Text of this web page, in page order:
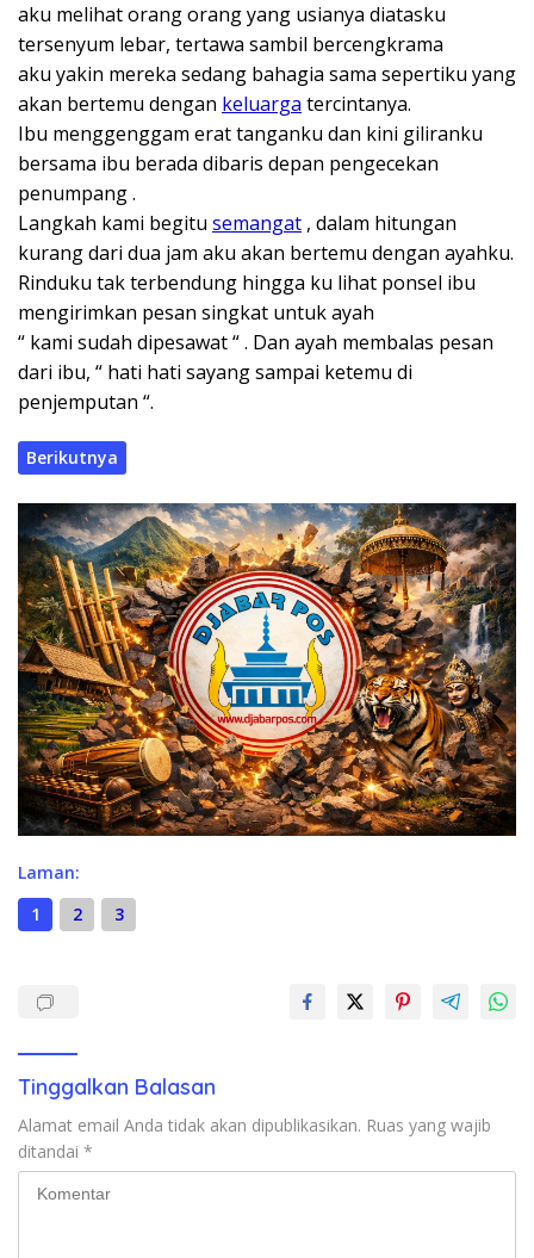
aku melihat orang orang yang usianya diatasku
tersenyum lebar, tertawa sambil bercengkrama
aku yakin mereka sedang bahagia sama sepertiku yang
akan bertemu dengan keluarga tercintanya.
Ibu menggenggam erat tanganku dan kini giliranku
bersama ibu berada dibaris depan pengecekan
penumpang .
Langkah kami begitu semangat , dalam hitungan
kurang dari dua jam aku akan bertemu dengan ayahku.
Rinduku tak terbendung hingga ku lihat ponsel ibu
mengirimkan pesan singkat untuk ayah
“ kami sudah dipesawat “ . Dan ayah membalas pesan
dari ibu, “ hati hati sayang sampai ketemu di
penjemputan “.
Berikutnya
Laman:
1
2 3
Tinggalkan Balasan
Alamat email Anda tidak akan dipublikasikan. Ruas yang wajib
ditandai *